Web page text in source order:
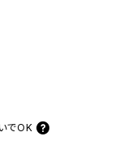
でOK